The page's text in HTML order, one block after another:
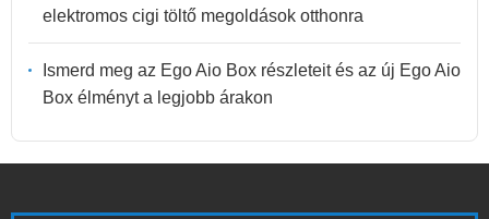
elektromos cigi töltő megoldások otthonra
Ismerd meg az Ego Aio Box részleteit és az új Ego Aio
Box élményt a legjobb árakon